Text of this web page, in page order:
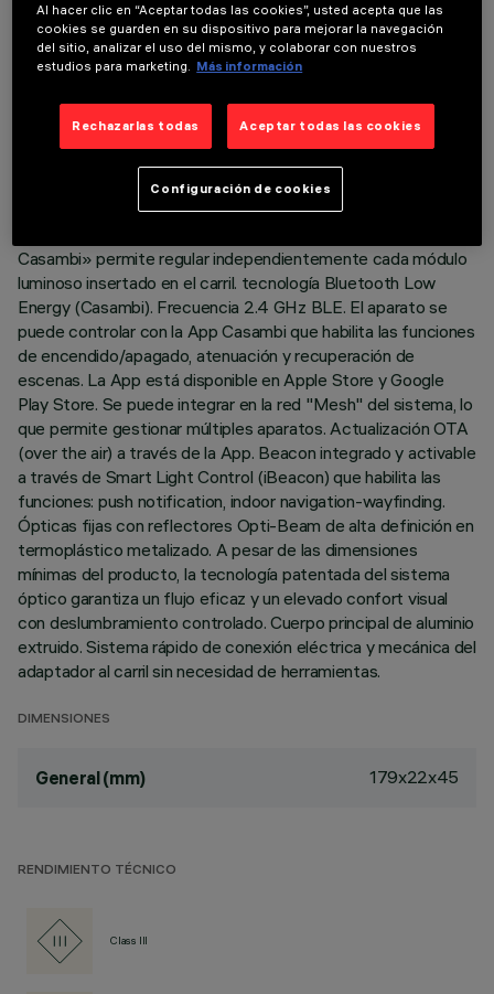
DATOS TÉCNICOS
ÚLTIMA ACTUALIZACIÓN: 04/08/2026
DESCRIPCIÓN
Módulo lineal fijo con 10 elementos ópticos completo con
adaptador para instalación en carril Superrail LV. El adaptador
de material termoplástico incluye el circuito driver DC/DC
Casambi» permite regular independientemente cada módulo
luminoso insertado en el carril. tecnología Bluetooth Low
Energy (Casambi). Frecuencia 2.4 GHz BLE. El aparato se
puede controlar con la App Casambi que habilita las funciones
de encendido/apagado, atenuación y recuperación de
escenas. La App está disponible en Apple Store y Google
Play Store. Se puede integrar en la red "Mesh" del sistema, lo
que permite gestionar múltiples aparatos. Actualización OTA
(over the air) a través de la App. Beacon integrado y activable
a través de Smart Light Control (iBeacon) que habilita las
funciones: push notification, indoor navigation-wayfinding.
Ópticas fijas con reflectores Opti-Beam de alta definición en
termoplástico metalizado. A pesar de las dimensiones
mínimas del producto, la tecnología patentada del sistema
óptico garantiza un flujo eficaz y un elevado confort visual
con deslumbramiento controlado. Cuerpo principal de aluminio
extruido. Sistema rápido de conexión eléctrica y mecánica del
adaptador al carril sin necesidad de herramientas.
DIMENSIONES
General (mm) 179x22x45
RENDIMIENTO TÉCNICO
Class III
Al hacer clic en “Aceptar todas las cookies”, usted acepta que las
cookies se guarden en su dispositivo para mejorar la navegación
del sitio, analizar el uso del mismo, y colaborar con nuestros
estudios para marketing. Más información
Rechazarlas todas Aceptar todas las cookies
Configuración de cookies